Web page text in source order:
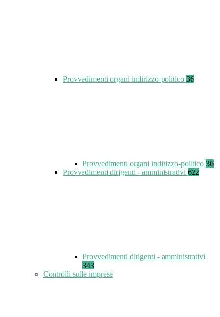
Provvedimenti organi indirizzo-politico 36
Provvedimenti organi indirizzo-politico 36
Provvedimenti dirigenti - amministrativi 622
Provvedimenti dirigenti - amministrativi
343
Controlli sulle imprese